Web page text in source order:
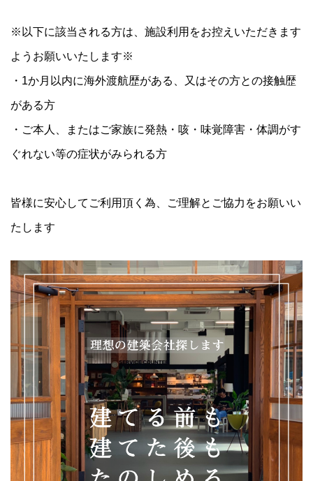
※以下に該当される方は、施設利用をお控えいただきます
ようお願いいたします※
・1か月以内に海外渡航歴がある、又はその方との接触歴
がある方
・ご本人、またはご家族に発熱・咳・味覚障害・体調がす
ぐれない等の症状がみられる方
‪皆様に安心してご利用頂く為、ご理解とご協力をお願いい
たします